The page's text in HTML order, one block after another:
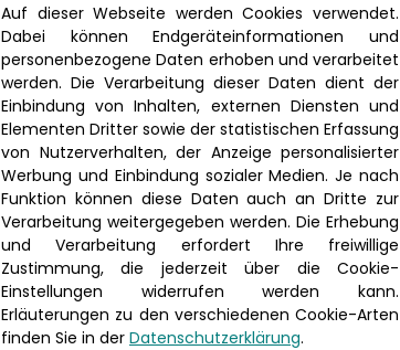
Nachname *
Auf dieser Webseite werden Cookies verwendet.
Dabei können Endgeräteinformationen und
personenbezogene Daten erhoben und verarbeitet
werden. Die Verarbeitung dieser Daten dient der
Einbindung von Inhalten, externen Diensten und
Elementen Dritter sowie der statistischen Erfassung
von Nutzerverhalten, der Anzeige personalisierter
Werbung und Einbindung sozialer Medien. Je nach
Funktion können diese Daten auch an Dritte zur
Verarbeitung weitergegeben werden. Die Erhebung
und Verarbeitung erfordert Ihre freiwillige
Zustimmung, die jederzeit über die Cookie-
Einstellungen widerrufen werden kann.
Erläuterungen zu den verschiedenen Cookie-Arten
finden Sie in der Datenschutzerklärung.